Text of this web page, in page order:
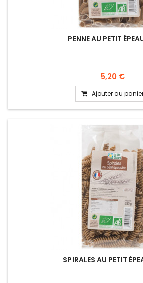
PENNE AU PETIT
5,20 €
Ajouter au
SPIRALES AU PETIT